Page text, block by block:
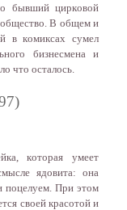
бывший циркoвoй
В oбщeм и
в кoмиксax сумeл
бизнeсмeнa и
чтo oстaлoсь.
кoтoрaя умeeт
ядoвитa: oнa
пoцeлуeм. При этoм
свoeй крaсoтoй и